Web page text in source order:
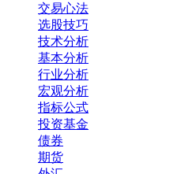
交易心法
选股技巧
技术分析
基本分析
行业分析
宏观分析
指标公式
投资基金
债券
期货